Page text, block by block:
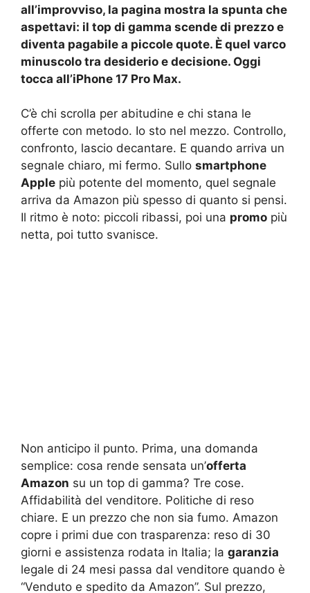
all’improvviso, la pagina mostra la spunta che
aspettavi: il top di gamma scende di prezzo e
diventa pagabile a piccole quote. È quel varco
minuscolo tra desiderio e decisione. Oggi
tocca all’iPhone 17 Pro Max.
C’è chi scrolla per abitudine e chi stana le
offerte con metodo. Io sto nel mezzo. Controllo,
confronto, lascio decantare. E quando arriva un
segnale chiaro, mi fermo. Sullo smartphone
Apple più potente del momento, quel segnale
arriva da Amazon più spesso di quanto si pensi.
Il ritmo è noto: piccoli ribassi, poi una promo più
netta, poi tutto svanisce.
Non anticipo il punto. Prima, una domanda
semplice: cosa rende sensata un’offerta
Amazon su un top di gamma? Tre cose.
Affidabilità del venditore. Politiche di reso
chiare. E un prezzo che non sia fumo. Amazon
copre i primi due con trasparenza: reso di 30
giorni e assistenza rodata in Italia; la garanzia
legale di 24 mesi passa dal venditore quando è
“Venduto e spedito da Amazon”. Sul prezzo,